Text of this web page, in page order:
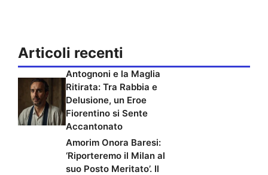
Articoli recenti
Antognoni e la Maglia
Ritirata: Tra Rabbia e
Delusione, un Eroe
Fiorentino si Sente
Accantonato
Amorim Onora Baresi:
‘Riporteremo il Milan al
suo Posto Meritato’. Il